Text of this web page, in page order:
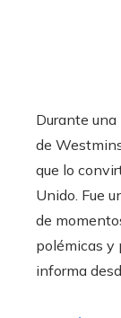
Durante
de
que lo
Unido. Fue
de
polémicas y
informa